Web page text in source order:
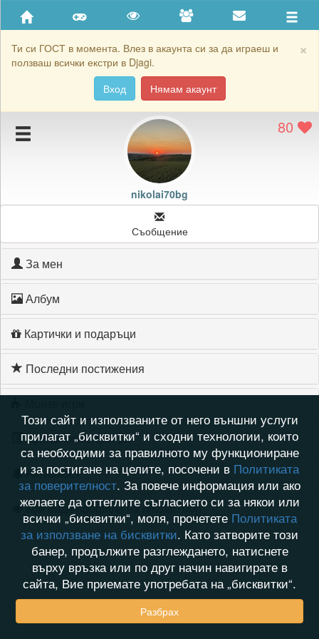
×
Ти си ГОСТ в момента. Влез в акаунта си за да играеш и
ползваш всички екстри в Djagi.
Вход
Нямам акаунт
Приятели
Хронология на игри
Подаръците на nikolai70bg
Картичките на nikolai70bg
Блокирай nikolai70bg
80
nikolai70bg
Съобщение
За мен
Албум
Картички и подаръци
Последни постижения
Хронология на игри
Активност
Кой видя профила на nikolai70bg
Този сайт и използваните от него външни услуги
прилагат „бисквитки“ и сходни технологии, които
са необходими за правилното му функциониране
и за постигане на целите, посочени в Политиката
за поверителност. За повече информация или ако
желаете да оттеглите съгласието си за някои или
всички „бисквитки“, моля, прочетете Политиката
за използване на бисквитки. Като затворите този
банер, продължите разглеждането, натиснете
върху връзка или по друг начин навигирате в
сайта, Вие приемате употребата на „бисквитки“.
Разбрах